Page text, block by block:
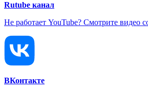
Rutube канал
Не работает YouTube? Смотрите видео
ВКонтакте